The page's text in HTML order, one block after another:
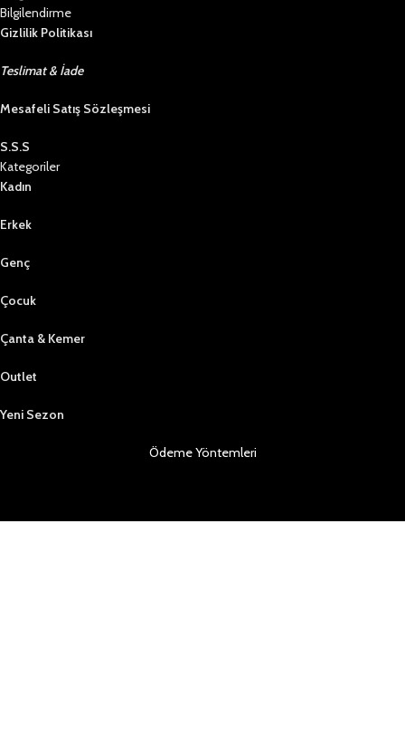
Bilgilendirme
Gizlilik Politikası
Teslimat & İade
Mesafeli Satış Sözleşmesi
S.S.S
Kategoriler
Kadın
Erkek
Genç
Çocuk
Çanta & Kemer
Outlet
Yeni Sezon
Ödeme Yöntemleri